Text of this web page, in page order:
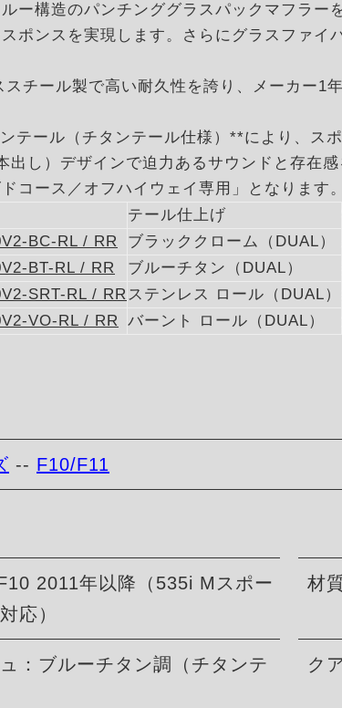
ー構造のパンチンググラスパックマフラー
ポンスを実現します。さらにグラスファイ
チール製で高い耐久性を誇り、メーカー1
テール（チタンテール仕様）**により、ス
出し）デザインで迫力あるサウンドと存在感
コース／オフハイウェイ専用」となります
テール仕上げ
BC-RL / RR
ブラッククローム（DUAL）
BT-RL / RR
ブルーチタン（DUAL）
SRT-RL / RRステンレス ロール（DUAL）
VO-RL / RR バーント ロール（DUAL）
-- F10/F11
2011年以降（535i Mスポー
応）
材
：ブルーチタン調（チタンテ
ク